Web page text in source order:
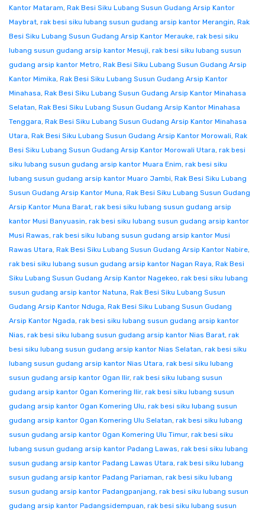
Kantor Mataram, Rak Besi Siku Lubang Susun Gudang Arsip Kantor
Maybrat, rak besi siku lubang susun gudang arsip kantor Merangin, Rak
Besi Siku Lubang Susun Gudang Arsip Kantor Merauke, rak besi siku
lubang susun gudang arsip kantor Mesuji, rak besi siku lubang susun
gudang arsip kantor Metro, Rak Besi Siku Lubang Susun Gudang Arsip
Kantor Mimika, Rak Besi Siku Lubang Susun Gudang Arsip Kantor
Minahasa, Rak Besi Siku Lubang Susun Gudang Arsip Kantor Minahasa
Selatan, Rak Besi Siku Lubang Susun Gudang Arsip Kantor Minahasa
Tenggara, Rak Besi Siku Lubang Susun Gudang Arsip Kantor Minahasa
Utara, Rak Besi Siku Lubang Susun Gudang Arsip Kantor Morowali, Rak
Besi Siku Lubang Susun Gudang Arsip Kantor Morowali Utara, rak besi
siku lubang susun gudang arsip kantor Muara Enim, rak besi siku
lubang susun gudang arsip kantor Muaro Jambi, Rak Besi Siku Lubang
Susun Gudang Arsip Kantor Muna, Rak Besi Siku Lubang Susun Gudang
Arsip Kantor Muna Barat, rak besi siku lubang susun gudang arsip
kantor Musi Banyuasin, rak besi siku lubang susun gudang arsip kantor
Musi Rawas, rak besi siku lubang susun gudang arsip kantor Musi
Rawas Utara, Rak Besi Siku Lubang Susun Gudang Arsip Kantor Nabire,
rak besi siku lubang susun gudang arsip kantor Nagan Raya, Rak Besi
Siku Lubang Susun Gudang Arsip Kantor Nagekeo, rak besi siku lubang
susun gudang arsip kantor Natuna, Rak Besi Siku Lubang Susun
Gudang Arsip Kantor Nduga, Rak Besi Siku Lubang Susun Gudang
Arsip Kantor Ngada, rak besi siku lubang susun gudang arsip kantor
Nias, rak besi siku lubang susun gudang arsip kantor Nias Barat, rak
besi siku lubang susun gudang arsip kantor Nias Selatan, rak besi siku
lubang susun gudang arsip kantor Nias Utara, rak besi siku lubang
susun gudang arsip kantor Ogan Ilir, rak besi siku lubang susun
gudang arsip kantor Ogan Komering Ilir, rak besi siku lubang susun
gudang arsip kantor Ogan Komering Ulu, rak besi siku lubang susun
gudang arsip kantor Ogan Komering Ulu Selatan, rak besi siku lubang
susun gudang arsip kantor Ogan Komering Ulu Timur, rak besi siku
lubang susun gudang arsip kantor Padang Lawas, rak besi siku lubang
susun gudang arsip kantor Padang Lawas Utara, rak besi siku lubang
susun gudang arsip kantor Padang Pariaman, rak besi siku lubang
susun gudang arsip kantor Padangpanjang, rak besi siku lubang susun
gudang arsip kantor Padangsidempuan, rak besi siku lubang susun